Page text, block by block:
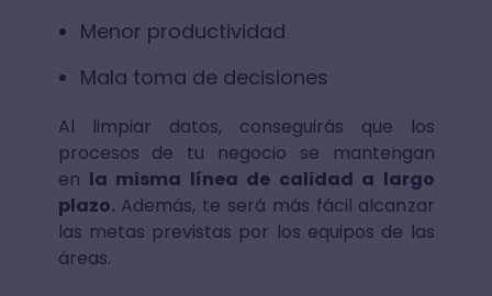
Menor productividad
Mala toma de decisiones
Al limpiar datos, conseguirás que los
procesos de tu negocio se mantengan
en la misma línea de calidad a largo
plazo.Además, te será más fácil alcanzar
las metas previstas por los equipos de las
áreas.